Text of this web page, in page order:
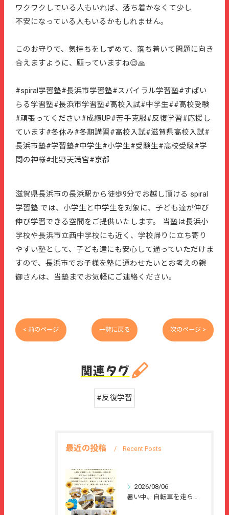
ワクワクしている人もいれば、落ち着かなくて少し
不安になっている人もいるかもしれません。
このお守りで、気持ちをしずめて、落ち着いて問題に向き
合えますように、願っていますね😌🙏
#spiral学習塾#長浜市学習塾#スパイラル学習塾#すぱい
らる学習塾#長浜市学習塾#高校入試#中学生##高校受験
#頑張ってください#成績UP#苦手克服#反復学習#応援し
ています#冬休み#冬期講習#高校入試#滋賀県高校入試#
長浜市塾#学習塾#中学生#小学生#受験生#高校受験#学
問の神様#北野天満宮#京都
滋賀県長浜市の長浜駅から徒歩9分でお越し頂ける spiral
学習塾 では、小学生と中学生を対象に、子ども達が伸び
伸び学習できる空間をご提供いたします。 当塾は長浜小
学校や長浜市立西中学校にも近く、学校帰りに立ち寄り
やすい塾として、子ども達にも安心して通っていただけま
すので、長浜市でお子様を塾に通わせたいとお考えの親
御さんは、当塾までお気軽にご連絡ください。
< 前のページ 一覧に戻る 次のページ >
関連タグ
#反復学習
最近の投稿 Recent Posts
2026/08/06
暑い中、自転車を走らせて、または、ご家族のご協力のもと、夏休...